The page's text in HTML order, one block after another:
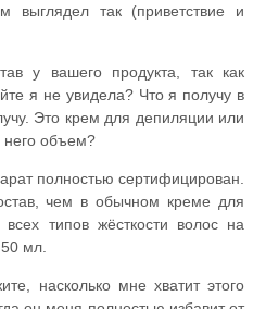
выглядел так (приветствие и
у вашего продукта, так как
я не увидела? Что я получу в
Это крем для депиляции или
него объем?
полностью сертифицирован.
чем в обычном креме для
типов жёсткости волос на
мл.
насколько мне хватит этого